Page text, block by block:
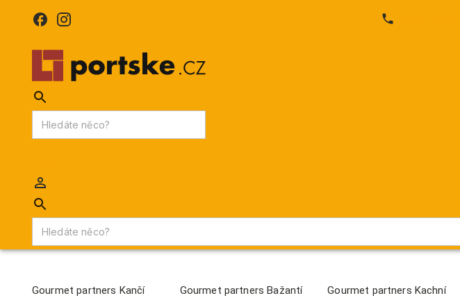
KPDV SHERRY & VERMUT
Portske.cz GOURMET PARTNERS
GOURMET PARTNERS
Gourmet partners Kančí
Gourmet partners Bažantí
Gourmet partners Kachní